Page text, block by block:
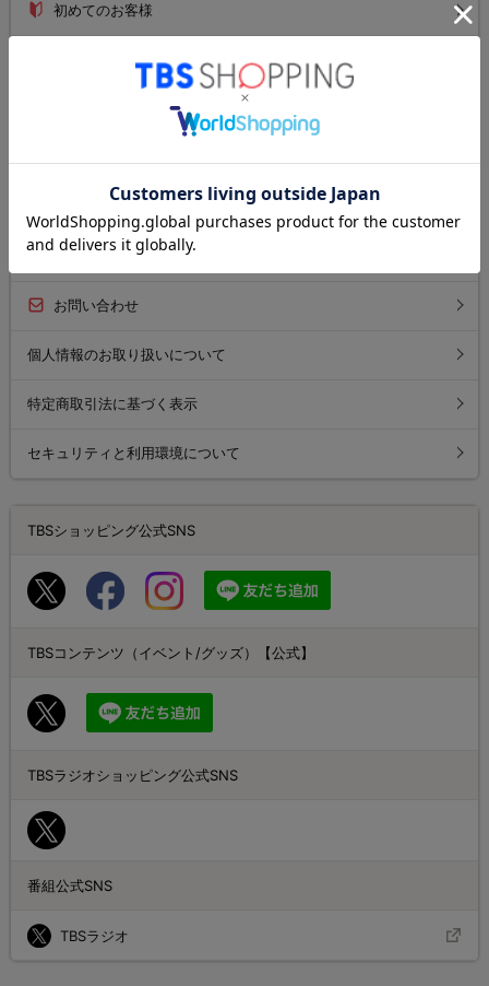
初めてのお客様
ご利用ガイド
よくあるご質問
お問い合わせ
個人情報のお取り扱いについて
特定商取引法に基づく表示
セキュリティと利用環境について
TBSショッピング公式SNS
TBSコンテンツ（イベント/グッズ）【公式】
TBSラジオショッピング公式SNS
番組公式SNS
TBSラジオ